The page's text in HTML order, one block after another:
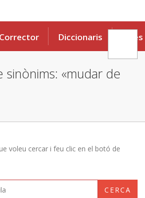
Corrector Diccionaris Eines
sinònims: «mudar de
voleu cercar i feu clic en el botó de
CERCA